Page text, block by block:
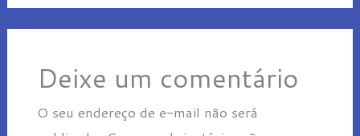
Deixe um comentário
O seu endereço de e-mail não será